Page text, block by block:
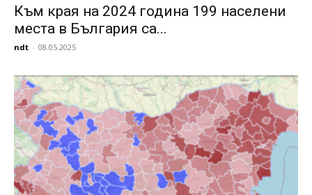
Към края на 2024 година 199 населени
места в България са...
ndt - 08.05.2025